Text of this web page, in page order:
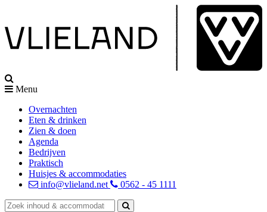
Menu
Overnachten
Eten & drinken
Zien & doen
Agenda
Bedrijven
Praktisch
Huisjes & accommodaties
info@vlieland.net
0562 - 45 1111